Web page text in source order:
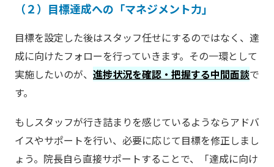
（２）目標達成への「マネジメント力」
目標を設定した後はスタッフ任せにするのではなく、達
成に向けたフォローを行っていきます。その一環として
実施したいのが、 進捗状況を確認・把握する中間面談で
す。
もしスタッフが行き詰まりを感じているようならアドバ
イスやサポートを行い、必要に応じて目標を修正しまし
ょう。院長自ら直接サポートすることで、「達成に向け